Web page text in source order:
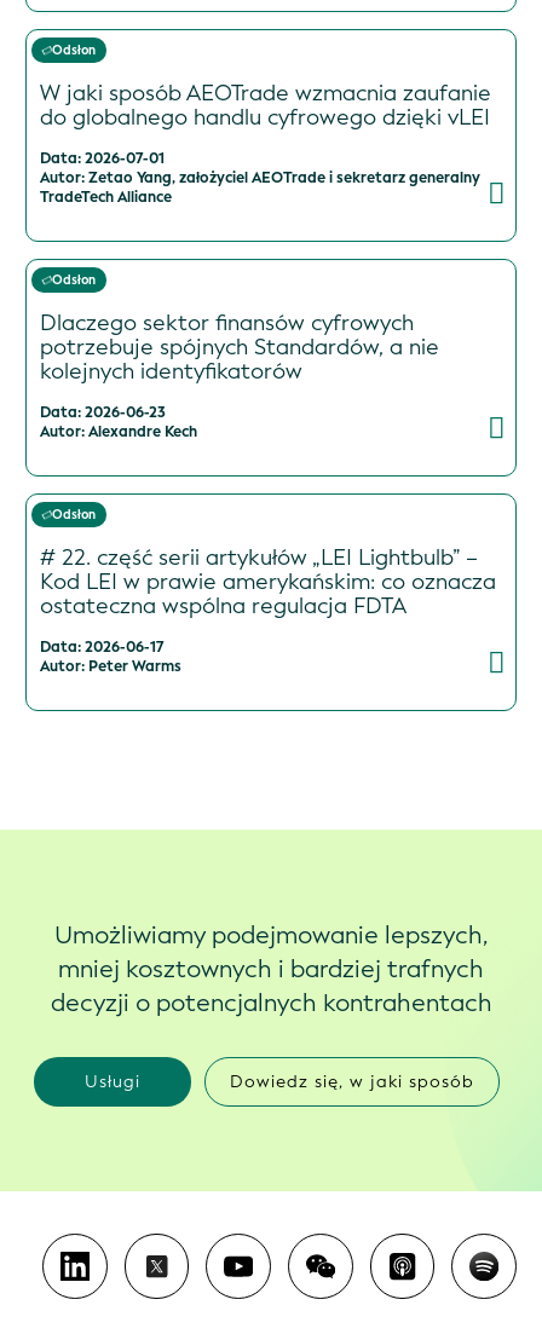
Odsłon
W jaki sposób AEOTrade wzmacnia zaufanie
do globalnego handlu cyfrowego dzięki vLEI
Data: 2026-07-01
Autor: Zetao Yang, założyciel AEOTrade i sekretarz generalny
TradeTech Alliance
Odsłon
Dlaczego sektor finansów cyfrowych
potrzebuje spójnych Standardów, a nie
kolejnych identyfikatorów
Data: 2026-06-23
Autor: Alexandre Kech
Odsłon
# 22. część serii artykułów „LEI Lightbulb” –
Kod LEI w prawie amerykańskim: co oznacza
ostateczna wspólna regulacja FDTA
Data: 2026-06-17
Autor: Peter Warms
Umożliwiamy podejmowanie lepszych,
mniej kosztownych i bardziej trafnych
decyzji o potencjalnych kontrahentach
Usługi Dowiedz się, w jaki sposób